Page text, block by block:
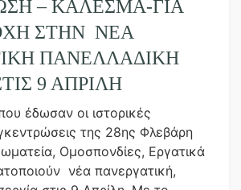
– ΚΑΛΕΣΜΑ-ΓΙΑ
ΣΤΗΝ ΝΈΑ
ΠΑΝΕΛΛΑΔΙΚΉ
9 ΑΠΡΊΛΗ
έδωσαν οι ιστορικές
της 28ης Φλεβάρη
Ομοσπονδίες, Εργατικά
νέα πανεργατική,